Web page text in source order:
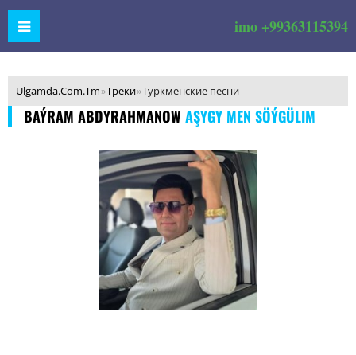
imo +99363115394
Ulgamda.Com.Tm»Треки»Туркменские песни
BAÝRAM ABDYRAHMANOW AŞYGY MEN SÖÝGÜLIM